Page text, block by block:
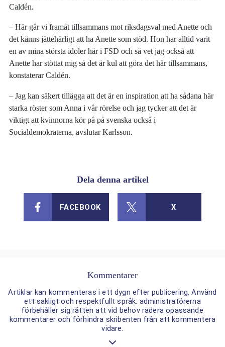
Caldén.
– Här går vi framåt tillsammans mot riksdagsval med Anette och
det känns jättehärligt att ha Anette som stöd. Hon har alltid varit
en av mina största idoler här i FSD och så vet jag också att
Anette har stöttat mig så det är kul att göra det här tillsammans,
konstaterar Caldén.
– Jag kan säkert tillägga att det är en inspiration att ha sådana här
starka röster som Anna i vår rörelse och jag tycker att det är
viktigt att kvinnorna kör på på svenska också i
Socialdemokraterna, avslutar Karlsson.
Dela denna artikel
FACEBOOK X
Kommentarer
Artiklar kan kommenteras i ett dygn efter publicering. Använd
ett sakligt och respektfullt språk: administratörerna
förbehåller sig rätten att vid behov radera opassande
kommentarer och förhindra skribenten från att kommentera
vidare.